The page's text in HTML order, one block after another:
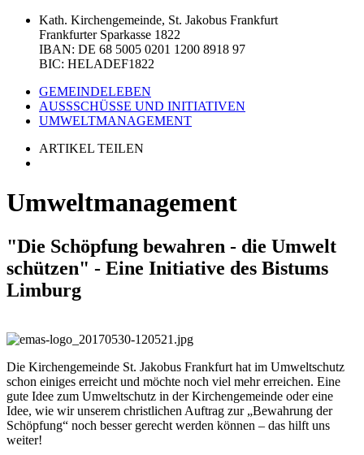
Kath. Kirchengemeinde, St. Jakobus Frankfurt
Frankfurter Sparkasse 1822
IBAN: DE 68 5005 0201 1200 8918 97
BIC: HELADEF1822
GEMEINDELEBEN
AUSSSCHÜSSE UND INITIATIVEN
UMWELTMANAGEMENT
ARTIKEL TEILEN
Umweltmanagement
"Die Schöpfung bewahren - die Umwelt
schützen" - Eine Initiative des Bistums
Limburg
Die Kirchengemeinde St. Jakobus Frankfurt hat im Umweltschutz
schon einiges erreicht und möchte noch viel mehr erreichen. Eine
gute Idee zum Umweltschutz in der Kirchengemeinde oder eine
Idee, wie wir unserem christlichen Auftrag zur „Bewahrung der
Schöpfung“ noch besser gerecht werden können – das hilft uns
weiter!